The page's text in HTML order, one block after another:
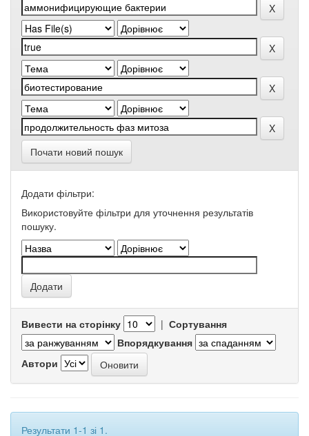
Почати новий пошук
Додати фільтри:
Використовуйте фільтри для уточнення результатів
пошуку.
Вивести на сторінку | Сортування
Впорядкування
Автори
Результати 1-1 зі 1.